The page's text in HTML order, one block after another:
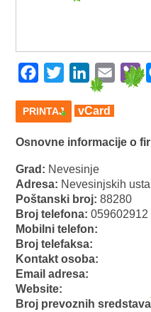
Facebook
Twitter LinkedInEmail
PRINTAJ vCard
Osnovne informacije o
Grad: Nevesinje
Adresa: Nevesinjskih
Poštanski broj:88280
Broj telefona:059602912
Mobilni telefon:
Broj telefaksa:
Kontakt osoba:
Email adresa:
Website:
Broj prevoznih